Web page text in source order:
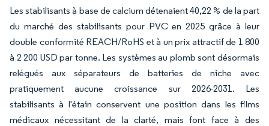
Les stabilisants à base de calcium détenaient 40,22 % de la part
du marché des stabilisants pour PVC en 2025 grâce à leur
double conformité REACH/RoHS et à un prix attractif de 1 800
à 2 200 USD par tonne. Les systèmes au plomb sont désormais
relégués aux séparateurs de batteries de niche avec
pratiquement aucune croissance sur 2026-2031. Les
stabilisants à l'étain conservent une position dans les films
médicaux nécessitant de la clarté, mais font face à des